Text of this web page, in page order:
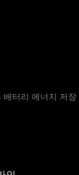
배터리 에너지 저